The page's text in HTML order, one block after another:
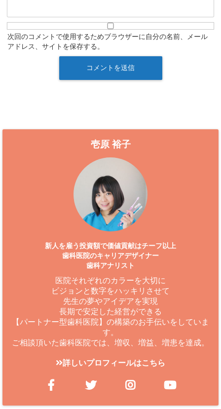
次回のコメントで使用するためブラウザーに自分の名前、メール
アドレス、サイトを保存する。
壱原 裕子
新人を雇う投資額で価値貢献はチーフ以上
歯科医院のキャリアデザイナー
歯科アナリスト
医院それぞれのカラーを大切に
ビジョンと数字をハッキリさせて
先生の夢やアイデアを実現
長期で安定した経営ができる
【パートナー型歯科医院】の構築のお手伝いをしていま
す。
ご相談頂いた歯科医院では、増収、増益、増患を達成。
詳しいプロフィールはこちら